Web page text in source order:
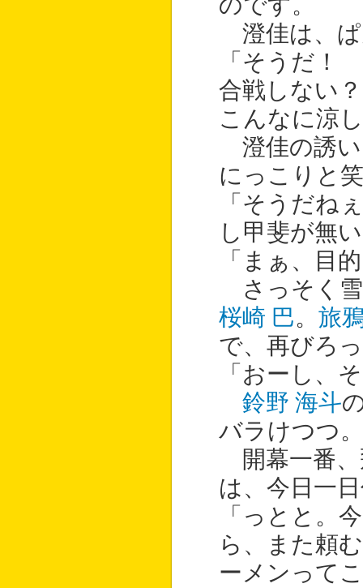
のです。
澄佳は、ぱ
「そうだ！
合戦しない
こんなに涼
澄佳の誘い
にっこりと
「そうだね
し甲斐が無
「まぁ、目
さっそく雪
桜崎 巴。 旅
で、再びろ
「おーし、
鈴野 海斗
バラけつつ
開幕一番、
は、今日一
「っとと。
ら、また頼
ーメンって